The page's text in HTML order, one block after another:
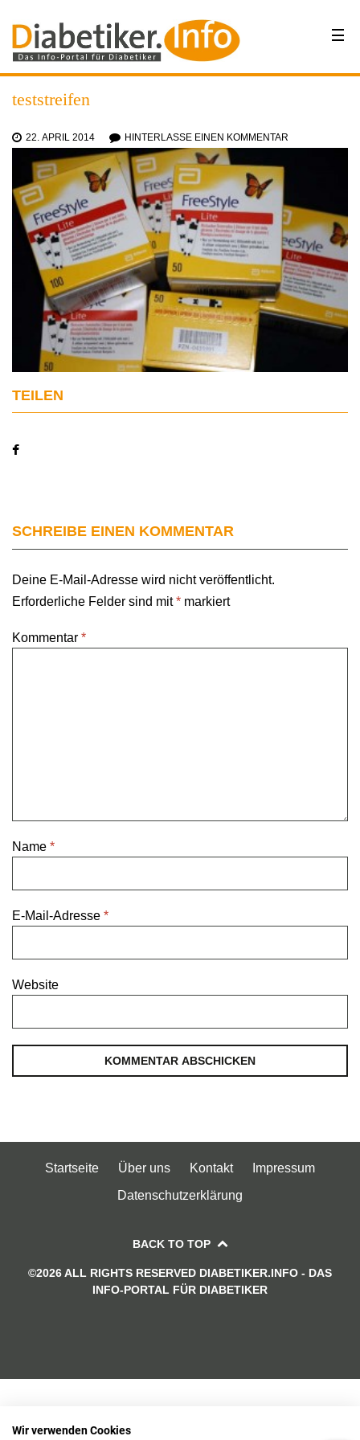
teststreifen
22. APRIL 2014 HINTERLASSE EINEN KOMMENTAR
TEILEN
SCHREIBE EINEN KOMMENTAR
Deine E-Mail-Adresse wird nicht veröffentlicht.
Erforderliche Felder sind mit* markiert
Kommentar *
Name *
E-Mail-Adresse *
Website
Startseite Über uns Kontakt
Impressum
Datenschutzerklärung
BACK TO TOP
©2026 ALL RIGHTS RESERVED DIABETIKER.INFO - DAS
INFO-PORTAL FÜR DIABETIKER
Wir verwenden Cookies